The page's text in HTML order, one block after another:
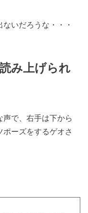
いだろうな・・・
み上げられ
声で、右手は下から
ポーズをするゲオさ